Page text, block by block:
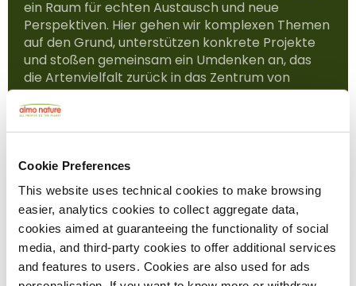
Cookie Preferences
This website uses technical cookies to make browsing
easier, analytics cookies to collect aggregate data,
cookies aimed at guaranteeing the functionality of social
media, and third-party cookies to offer additional services
and features to users. Cookies are also used for ads
ein Raum für echten Austausch und neue
Perspektiven. Hier gehen wir komplexen Themen
auf den Grund, unterstützen konkrete Projekte
und stoßen gemeinsam ein Umdenken an, das
die Artenvielfalt zurück in das Zentrum von
Wirtschaft und Gesellschaft rückt. Sie steht allen
offen, die nicht nur verstehen, sondern sich
einbringen und mit Bewusstsein und
wollen.
Die REcommunity ist das Zuhause für alle, die
wissen: Der Natur zurückzugeben, was wir ihr
entnommen haben, ist keine bloße Option –
es ist unsere gemeinsame Verantwortung.